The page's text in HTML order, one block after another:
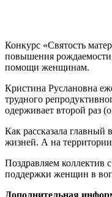
Конкурс «Святость
повышения
помощи женщинам.
Кристина Руслановна
трудного
одерживает второй раз
Как рассказала главный
жизней. А на
Поздравляем коллектив
поддержки женщин в